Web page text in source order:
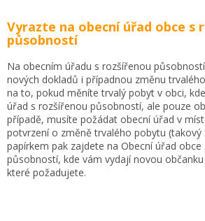
Vyrazte na obecní úřad obce s
působností
Na obecním úřadu s rozšířenou
nových dokladů i případnou změnu
na to, pokud měníte trvalý pobyt v obci,
úřad s rozšířenou působností, ale pouze
případě, musíte požádat obecní úřad v
potvrzení o změně trvalého pobytu (takový
papírkem pak zajdete na Obecní úřad
působností, kde vám vydají novou
které požadujete.